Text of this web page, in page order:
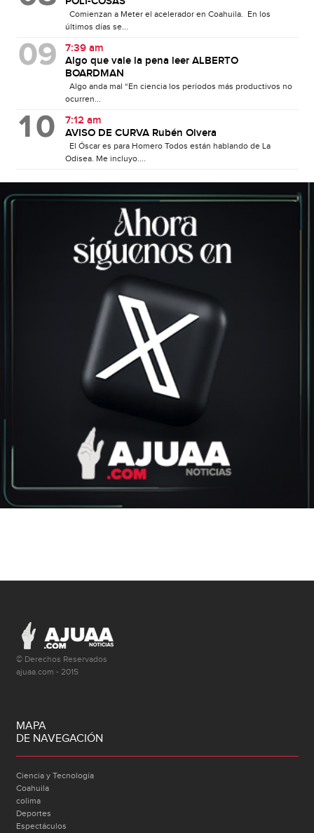
Comienzan a Meter el acelerador en Coahuila. En los
últimos días se...
7:39 am
Algo que vale la pena leer ALBERTO
BOARDMAN
Algo anda mal “En ciencia los períodos más productivos no
ocurren...
7:12 am
AVISO DE CURVA Rubén Olvera
El Óscar es para Homero Todos están hablando de La
Odisea. Me incluyo....
© Derechos Reservados
ajuaa.com - 2015
MAPA
DE NAVEGACIÓN
Ciencia y Tecnología
Coahuila
colima
Deportes
Espectáculos